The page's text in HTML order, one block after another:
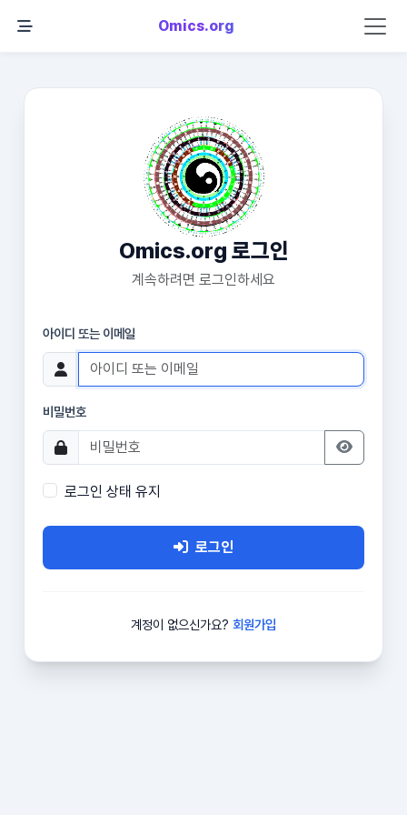
Omics.org
Omics.org 로그인
계속하려면 로그인하세요
아이디 또는 이메일
비밀번호
로그인 상태 유지
로그인
계정이 없으신가요? 회원가입